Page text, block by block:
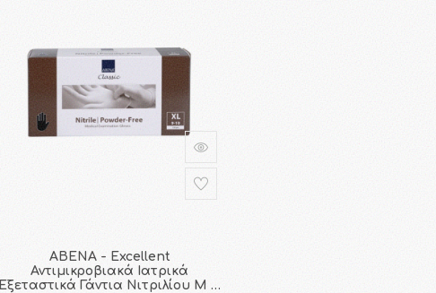
ABENA - Excellent
Αντιμικροβιακά Ιατρικά
Εξεταστικά Γάντια Νιτριλίου Μ …